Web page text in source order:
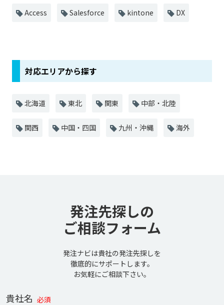
Access Salesforce kintone DX
対応エリアから探す
北海道 東北 関東 中部・北陸
関西 中国・四国 九州・沖縄 海外
発注先探しの
ご相談フォーム
発注ナビは貴社の発注先探しを
徹底的にサポートします。
お気軽にご相談下さい。
貴社名 必須